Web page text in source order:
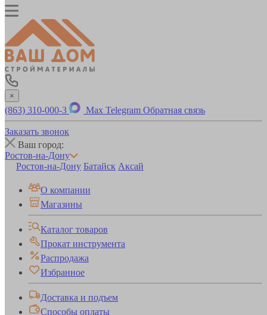
×
(863) 310-000-3 Max Telegram Обратная связь
Заказать звонок
Ваш город:
Ростов-на-Дону
Ростов-на-Дону Батайск Аксай
О компании
Магазины
Каталог товаров
Прокат инструмента
Распродажа
Избранное
Доставка и подъем
Способы оплаты